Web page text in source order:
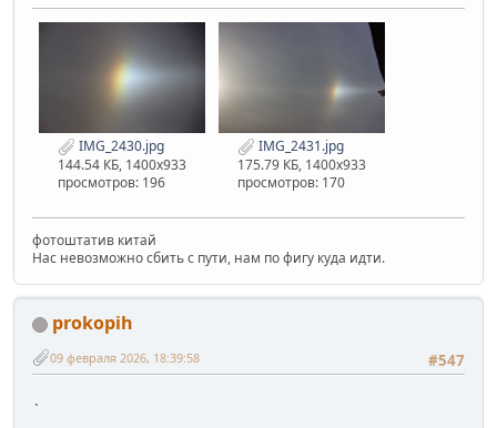
IMG_2430.jpg
144.54 КБ, 1400x933
просмотров: 196
IMG_2431.jpg
175.79 КБ, 1400x933
просмотров: 170
фотоштатив китай
Нас невозможно сбить с пути, нам по фигу куда идти.
prokopih
#547
09 февраля 2026, 18:39:58
.